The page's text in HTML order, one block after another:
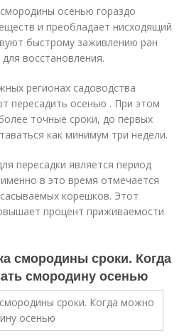
осенью гораздо
и преобладает нисходящий
быстрому заживлению ран
восстановления.
регионах садоводства
пересадить осенью . При этом
точные сроки, до первых
как минимум три недели.
пересадки является период
в это время отмечается
корешков. Этот
процент приживаемости
смородины сроки. Когда
смородину осенью